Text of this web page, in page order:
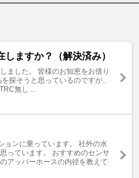
ますか？（解決済み）
ました。 皆様のお知恵をお借り
探そうと思っているのですが、
無し ...
ョンに乗っています。 社外の水
っています。 おすすめのセンサ
アッパーホースの内径を教えて